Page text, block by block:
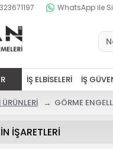
WhatsApp ile
İŞ ELBİSELERİ İŞ
GÖRME
İŞARETLERİ